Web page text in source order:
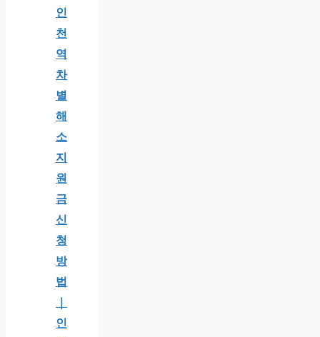
인
천
역
차
별
해
소
지
원
금
신
청
방
법
인